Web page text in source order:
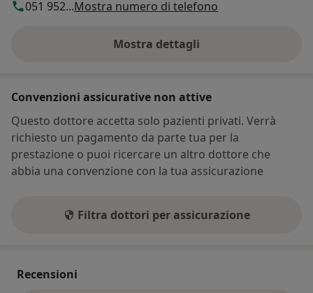
051 952...Mostra numero di telefono
Mostra dettagli
sull'indirizzo
Convenzioni assicurative non attive
Questo dottore accetta solo pazienti privati. Verrà
richiesto un pagamento da parte tua per la
prestazione o puoi ricercare un altro dottore che
abbia una convenzione con la tua assicurazione
Filtra dottori per assicurazione
Recensioni